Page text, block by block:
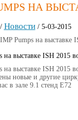
НА
Новости/ 5-03-2015
IMP Pumps на выставке
на выставке ISH 2015
на выставке ISH 2015
новые и другие
в зале 9.1 стенд E72